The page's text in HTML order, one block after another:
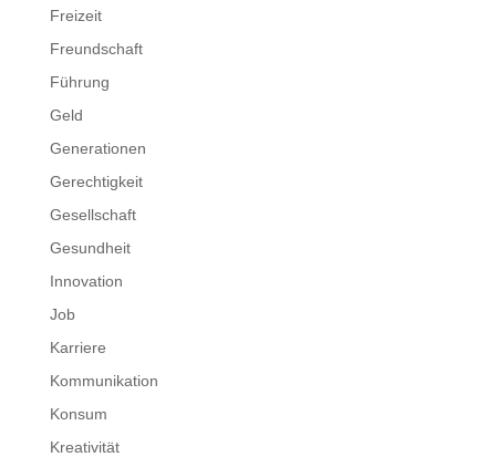
Freizeit
Freundschaft
Führung
Geld
Generationen
Gerechtigkeit
Gesellschaft
Gesundheit
Innovation
Job
Karriere
Kommunikation
Konsum
Kreativität